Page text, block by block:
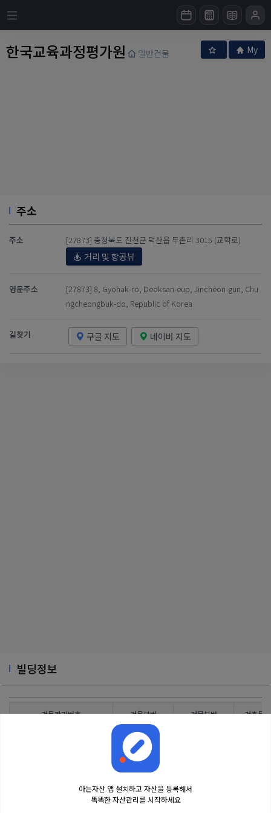
한국교육과정평가원 일반건물 My
주소
주소 [27873] 충청북도 진천군 덕산읍 두촌리 3015 (교학로)
거리 및 항공뷰
영문주소
[27873] 8, Gyohak-ro, Deoksan-eup, Jincheon-gun, Chu
ngcheongbuk-do, Republic of Korea
길찾기 구글 지도 네이버 지도
빌딩정보
건물관리번호 건물본번 건물부번 건축물
8
아는자산 앱 설치하고 자산을 등록해서
똑똑한 자산관리를 시작하세요